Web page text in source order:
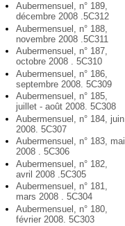
Aubermensuel, n° 189,
décembre 2008 .5C312
Aubermensuel, n° 188,
novembre 2008 .5C311
Aubermensuel, n° 187,
octobre 2008 . 5C310
Aubermensuel, n° 186,
septembre 2008. 5C309
Aubermensuel, n° 185,
juillet - août 2008. 5C308
Aubermensuel, n° 184, juin
2008. 5C307
Aubermensuel, n° 183, mai
2008 . 5C306
Aubermensuel, n° 182,
avril 2008 .5C305
Aubermensuel, n° 181,
mars 2008 . 5C304
Aubermensuel, n° 180,
février 2008. 5C303